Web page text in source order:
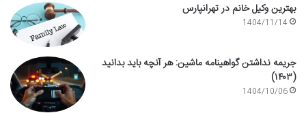
بهترین وکیل خانم در تهرانپارس
1404/11/14
جریمه نداشتن گواهینامه ماشین: هر آنچه باید بدانید
(۱۴۰۳)
1404/10/06